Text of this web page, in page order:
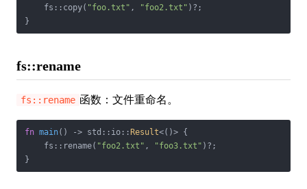
    fs::copy(
"foo.txt" , "foo2.txt" )?;
}
fs::rename
fs::rename 函数：文件重命名。
fn main() -> std::io:: Result<()> {
    fs::rename(
"foo2.txt" , "foo3.txt" )?;
}